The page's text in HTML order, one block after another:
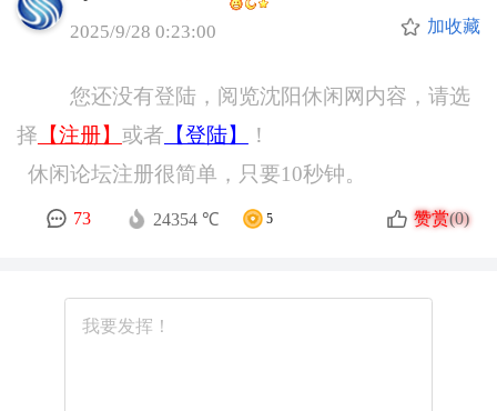
2025/9/28 0:23:00
加收藏
您还没有登陆，阅览沈阳休闲网内容，请选
择 【注册】 或者 【登陆】
！
休闲论坛注册很简单，只要10秒钟。
73 24354 ℃ 5 赞赏(0)